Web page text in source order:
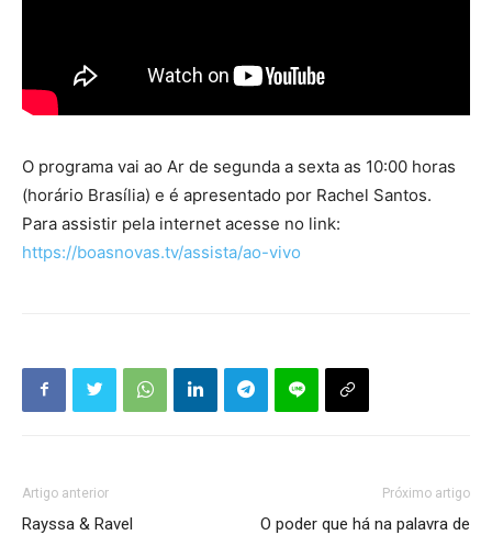
O programa vai ao Ar de segunda a sexta as 10:00 horas
(horário Brasília) e é apresentado por Rachel Santos.
Para assistir pela internet acesse no link:
https://boasnovas.tv/assista/ao-vivo
Artigo anterior
Rayssa & Ravel
Próximo artigo
O poder que há na palavra de